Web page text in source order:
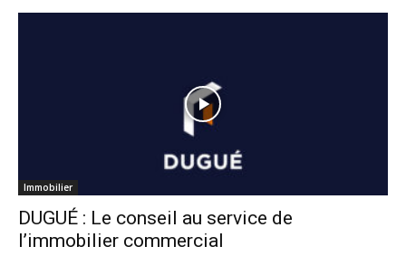
Immobilier
DUGUÉ : Le conseil au service de
l’immobilier commercial